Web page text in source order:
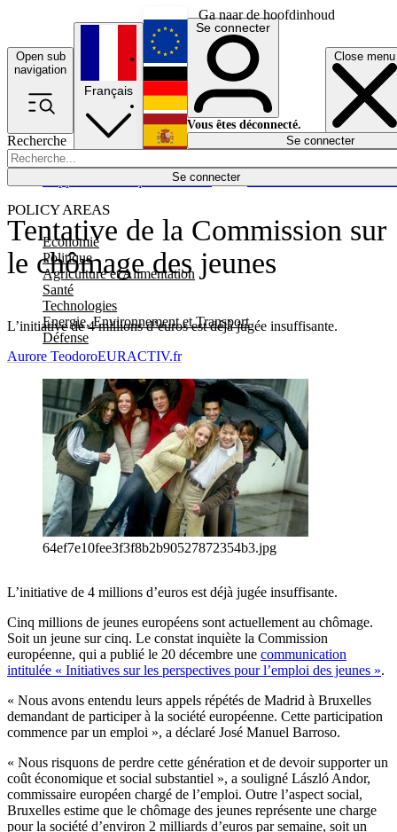
Ga naar de hoofdinhoud
Open sub
navigation
Close menu
Recherche
Se connecter
POLICY AREAS
Economie
Politique
Agriculture et Alimentation
Santé
Technologies
Energie, Environnement et Transport
Défense
Économie
Français
English
Deutsch
Español
Se connecter
Vous êtes déconnecté.
Se connecter
Tentative de la Commission sur
le chômage des jeunes
L’initiative de 4 millions d’euros est déjà jugée insuffisante.
Aurore TeodoroEURACTIV.fr
64ef7e10fee3f3f8b2b90527872354b3.jpg
L’initiative de 4 millions d’euros est déjà jugée insuffisante.
Cinq millions de jeunes européens sont actuellement au chômage.
Soit un jeune sur cinq. Le constat inquiète la Commission
européenne, qui a publié le 20 décembre une communication
intitulée « Initiatives sur les perspectives pour l’emploi des jeunes ».
« Nous avons entendu leurs appels répétés de Madrid à Bruxelles
demandant de participer à la société européenne. Cette participation
commence par un emploi », a déclaré José Manuel Barroso.
« Nous risquons de perdre cette génération et de devoir supporter un
coût économique et social substantiel », a souligné László Andor,
commissaire européen chargé de l’emploi. Outre l’aspect social,
Bruxelles estime que le chômage des jeunes représente une charge
pour la société d’environ 2 milliards d’euros par semaine, soit un